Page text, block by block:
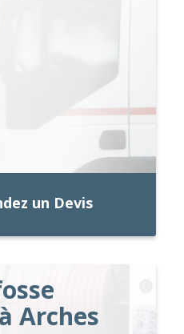
un Devis
Arches